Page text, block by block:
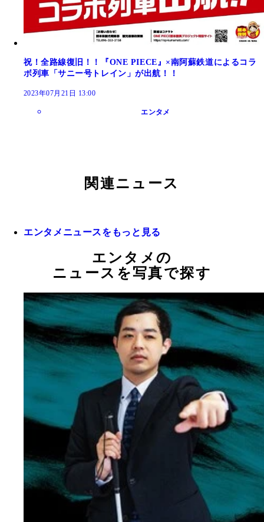
祝！全路線復旧！！『ONE PIECE』×南阿蘇鉄道によるコラ
ボ列車「サニー号トレイン」が出航！！
2023年07月21日 13:00
エンタメ
関連ニュース
エンタメニュースをもっと見る
エンタメの
ニュースを写真で探す